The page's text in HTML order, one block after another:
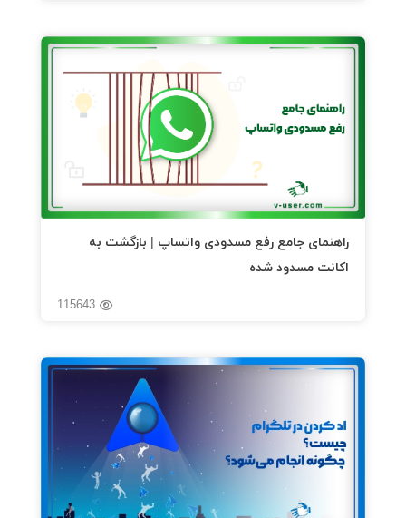
راهنمای جامع رفع مسدودی واتساپ | بازگشت به
اکانت مسدود شده
115643